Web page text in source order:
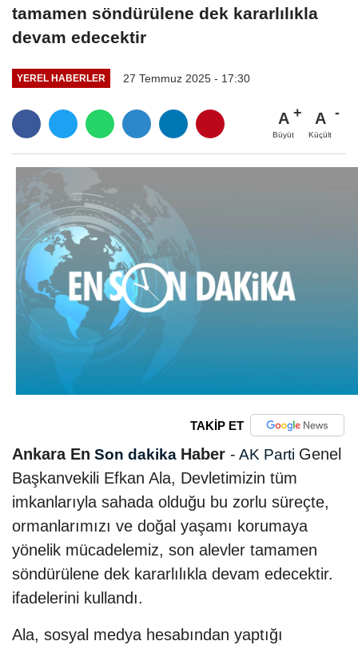
tamamen söndürülene dek kararlılıkla
devam edecektir
YEREL HABERLER 27 Temmuz 2025 - 17:30
A
Büyüt
A
Küçült
TAKİP ET
Ankara En Son dakika Haber - AK Parti Genel
Başkanvekili Efkan Ala, Devletimizin tüm
imkanlarıyla sahada olduğu bu zorlu süreçte,
ormanlarımızı ve doğal yaşamı korumaya
yönelik mücadelemiz, son alevler tamamen
söndürülene dek kararlılıkla devam edecektir.
ifadelerini kullandı.
Ala, sosyal medya hesabından yaptığı